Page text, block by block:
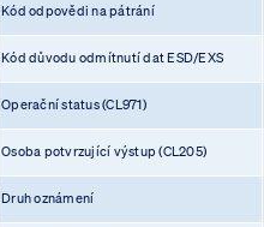
Kód odpovědi na pátrání
Kód důvodu odmítnutí dat ESD/EXS
Operační status (CL971)
Osoba potvrzující výstup (CL205)
Druh oznámení